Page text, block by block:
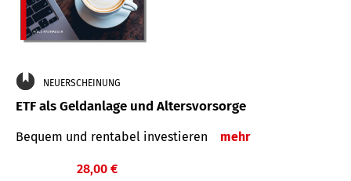
NEUERSCHEINUNG
ETF als Geldanlage und Altersvorsorge
Bequem und rentabel investieren mehr
28,00 €